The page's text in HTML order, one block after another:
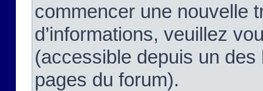
commencer une nouvelle
d’informations, veuillez
(accessible depuis un
pages du forum).